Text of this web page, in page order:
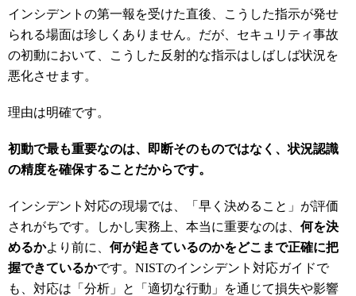
インシデントの第一報を受けた直後、こうした指示が発せ
られる場面は珍しくありません。だが、セキュリティ事故
の初動において、こうした反射的な指示はしばしば状況を
悪化させます。
理由は明確です。
初動で最も重要なのは、即断そのものではなく、状況認識
の精度を確保することだからです。
インシデント対応の現場では、「早く決めること」が評価
されがちです。しかし実務上、本当に重要なのは、 何を決
めるかより前に、 何が起きているのかをどこまで正確に把
握できているかです。NISTのインシデント対応ガイドで
も、対応は「分析」と「適切な行動」を通じて損失や影響